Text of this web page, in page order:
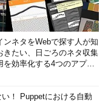
ンネタをWebで探す人が知
きたい、日ごろのネタ収集
を効率化する4つのアプリ
！ Puppetにおける自動